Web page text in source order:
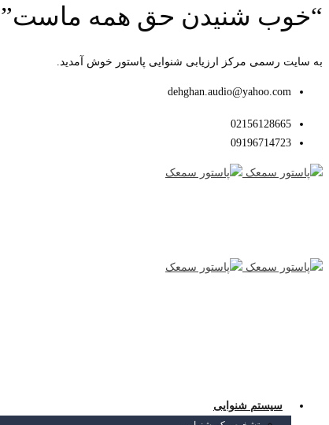
“خوب شنیدن حق همه ماست”
به سایت رسمی مرکز ارزیابی شنوایی پاستور خوش آمدید.
dehghan.audio@yahoo.com
02156128665
09196714723
سیستم شنوایی